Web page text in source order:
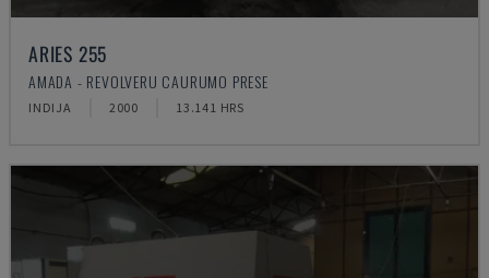
ARIES 255
AMADA - REVOLVERU CAURUMO PRESE
INDIJA 2000 13.141 HRS